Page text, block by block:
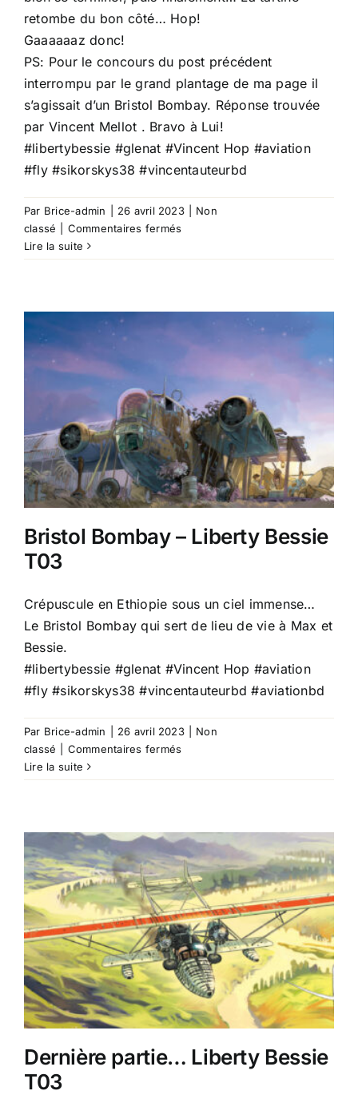
retombe du bon côté… Hop!
Gaaaaaaz donc!
PS: Pour le concours du post précédent
interrompu par le grand plantage de ma page il
s’agissait d’un Bristol Bombay. Réponse trouvée
par Vincent Mellot . Bravo à Lui!
#libertybessie #glenat #Vincent Hop #aviation
#fly #sikorskys38 #vincentauteurbd
Par Brice-admin 26 avril 2023
Non
classé
Commentaires ferméssur
et
Lire la suite
Bristol Bombay – Liberty Bessie
T03
Crépuscule en Ethiopie sous un ciel immense…
Le Bristol Bombay qui sert de lieu de vie à Max et
Bessie.
#libertybessie #glenat #Vincent Hop #aviation
#fly #sikorskys38 #vincentauteurbd #aviationbd
Par Brice-admin 26 avril 2023
Non
classé
Commentaires ferméssur
Bombay
Bessie
T03
Lire la suite
Dernière partie… Liberty Bessie
T03